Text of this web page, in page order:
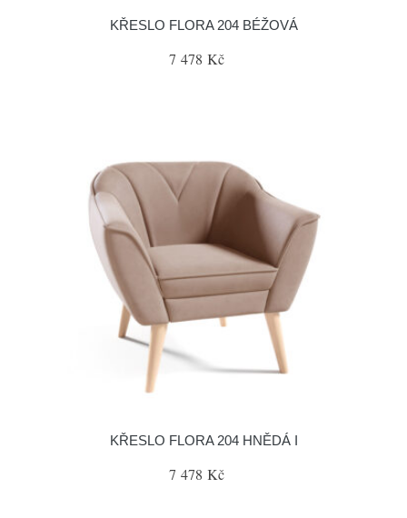
KŘESLO FLORA 204 BÉŽOVÁ
7 478 Kč
KŘESLO FLORA 204 HNĚDÁ I
7 478 Kč